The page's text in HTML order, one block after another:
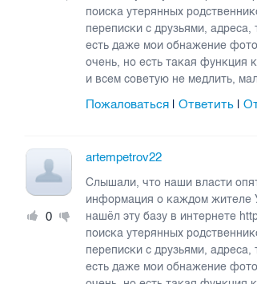
поиска утерянных
переписки с друзьями,
есть даже мои обнажение
очень, но есть такая функция
и всем советую не медлить,
Пожаловаться |Ответить |
0
artempetrov22
Слышали, что наши власти
информация о каждом жителе
нашёл эту базу в интернете
поиска утерянных
переписки с друзьями,
есть даже мои обнажение